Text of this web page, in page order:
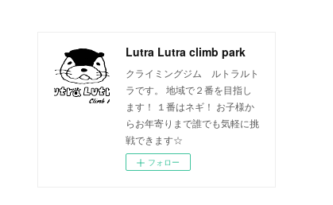
Lutra Lutra climb park
クライミングジム ルトラルト
ラです。 地域で２番を目指し
ます！ １番はネギ！ お子様か
らお年寄りまで誰でも気軽に挑
戦できます☆
フォロー